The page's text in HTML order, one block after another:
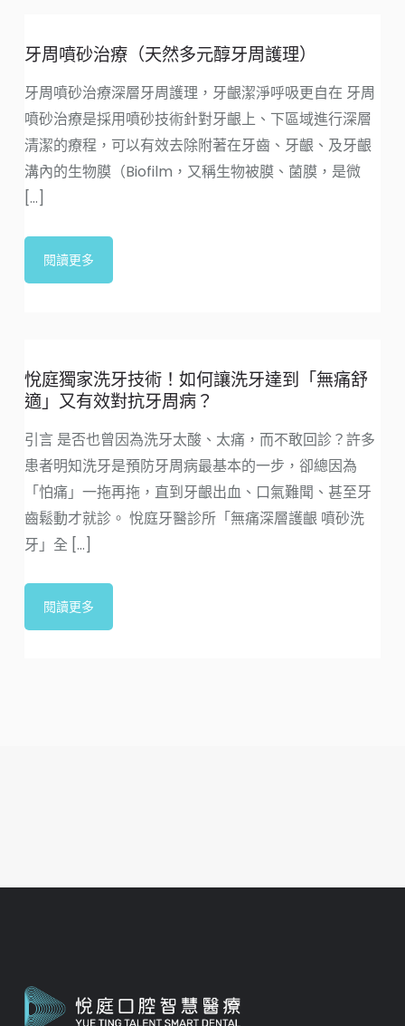
牙周噴砂治療（天然多元醇牙周護理）
牙周噴砂治療深層牙周護理，牙齦潔淨呼吸更自在 牙周
噴砂治療是採用噴砂技術針對牙齦上、下區域進行深層
清潔的療程，可以有效去除附著在牙齒、牙齦、及牙齦
溝內的生物膜（Biofilm，又稱生物被膜、菌膜，是微
[...]
患者明知洗牙是預防牙周病最基本的一步，卻總因為
「怕痛」一拖再拖，直到牙齦出血、口氣難聞、甚至牙